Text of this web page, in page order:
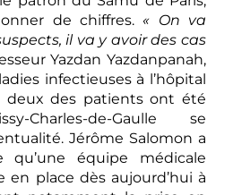
de chiffres. « On va
il va y avoir des cas
Yazdan Yazdanpanah,
infectieuses à l’hôpital
deux des patients ont été
Charles-de-Gaulle se
Jérôme Salomon a
qu’une équipe médicale
en place dès aujourd’hui à